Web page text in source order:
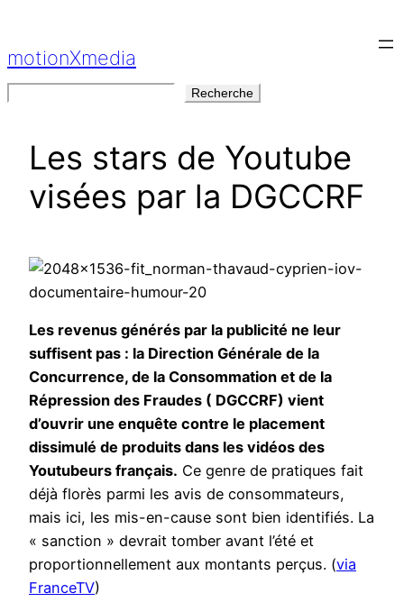
contenu
motionXmedia
Recherche
Les stars de Youtube
visées par la DGCCRF
Les revenus générés par la publicité ne leur
suffisent pas : la Direction Générale de la
Concurrence, de la Consommation et de la
Répression des Fraudes ( DGCCRF) vient
d’ouvrir une enquête contre le placement
dissimulé de produits dans les vidéos des
Youtubeurs français. Ce genre de pratiques fait
déjà florès parmi les avis de consommateurs,
mais ici, les mis-en-cause sont bien identifiés. La
« sanction » devrait tomber avant l’été et
proportionnellement aux montants perçus. (via
FranceTV)